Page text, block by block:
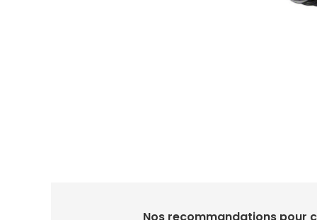
Nos recommandations pour